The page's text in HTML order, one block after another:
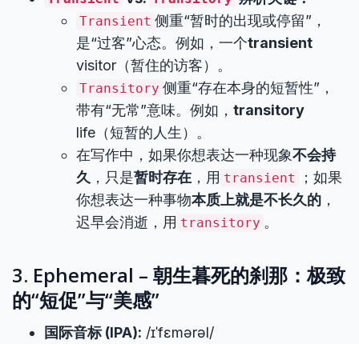
Transient 侧重“暂时的出现或停留”，
是“过客”心态。例如，一个transient
visitor（暂住的访客）。
Transitory 侧重“存在本身的短暂性”，
带有“无常”意味。例如， transitory
life（短暂的人生）。
在写作中，如果你想表达一种现象不会持
久 ，只是暂时存在 ，用 transient
；如果
你想表达一种事物本质上就是不长久的 ，
迟早会消逝，用 transitory 。
3. Ephemeral – 朝生暮死的刹那：极致
的“短促”与“美感”
国际音标 (IPA): /ɪˈfɛmərəl/